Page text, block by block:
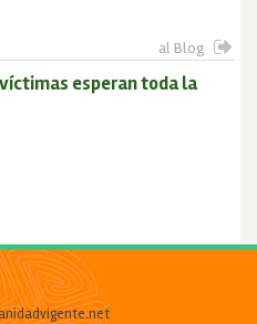
al Blog
esperan toda la